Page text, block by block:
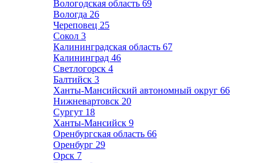
Вологодская область 69
Вологда 26
Череповец 25
Сокол 3
Калининградская область 67
Калининград 46
Светлогорск 4
Балтийск 3
Ханты-Мансийский автономный округ 66
Нижневартовск 20
Сургут 18
Ханты-Мансийск 9
Оренбургская область 66
Оренбург 29
Орск 7